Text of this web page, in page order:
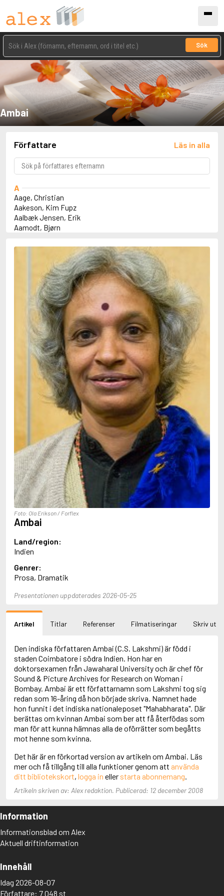
Sök
Ambai
Författare Läs in alla
A
Aage, Christian
Aakeson, Kim Fupz
Aalbæk Jensen, Erik
Aamodt, Bjørn
Abbey, Kieran
Abbott, John
Abbott, Megan
Abdel-Fattah, Randa
Abdolah, Kader
Abé, Kobo
Abedi, Isabel
Abele, Inga
Abgarjan, Narine
Abish, Walter
Aboulela, Leila
Abrahams, Peter (f. 1919)
Abrahams, Peter (f. 1947)
Abrahamson, Emmy
Abse, Dannie
Abu-Jaber, Diana
Abulhawa, Susan
Achebe, Chinua
Achmatova, Anna
Aciman, André
Ackebo, Lena
Acker, Kathy
Ackroyd, Peter
Adam de la Halle
Adamov, Arthur
Adams, Douglas
Adams, Herbert
Adams, Jane
Adams, Richard
Adbåge, Emma
Adbåge, Lisen
Adelborg, Ottilia
Adiga, Aravind
Adnan, Etel
Adolfsson, Evert
Adolfsson, Gunnar
Adolfsson, Josefine
Adolfsson, Maria
Adolphsen, Peter
Foto: Ola Erikson / Forflex
Ambai
Land/region:
Indien
Genrer:
Prosa, Dramatik
Presentationen uppdaterades 2026-05-25
Artikel Titlar Referenser Filmatiseringar Skriv ut
Den indiska författaren Ambai (C.S. Lakshmi) är född i
staden Coimbatore i södra Indien. Hon har en
doktorsexamen från Jawaharal University och är chef för
Sound & Picture Archives for Research on Woman i
Bombay. Ambai är ett författarnamn som Lakshmi tog sig
redan som 16-åring då hon började skriva. Namnet hade
hon funnit i det indiska nationaleposet "Mahabharata". Där
berättas om kvinnan Ambai som ber att få återfödas som
man för att kunna hämnas alla de oförrätter som begåtts
mot henne som kvinna.
Det här är en förkortad version av artikeln om Ambai. Läs
mer och få tillgång till alla funktioner genom att använda
ditt bibliotekskort, logga in eller starta abonnemang
Artikeln skriven av: Alex redaktion. Publicerad: 12 december 2008
Information
Informationsblad om Alex
Aktuell driftinformation
Innehåll
Idag 2026-08-07
Författare: 7 048 st